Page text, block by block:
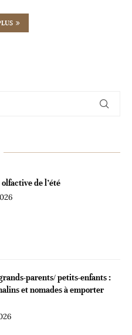
olfactive de l’été
parents/ petits-enfants :
et nomades à emporter